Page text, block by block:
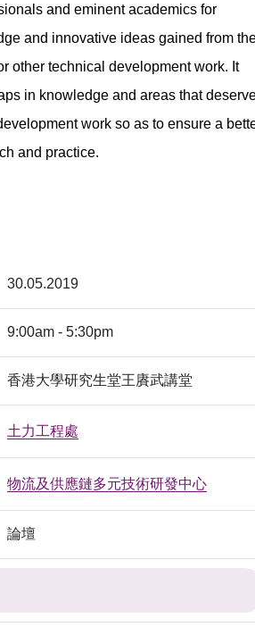
and eminent academics for
and innovative ideas gained from
other technical development work. It
in knowledge and areas that
work so as to ensure a
and practice.
30.05.2019
9:00am - 5:30pm
香港大學研究生堂王賡武講堂
土力工程處
物流及供應鏈多元技術研發中心
論壇